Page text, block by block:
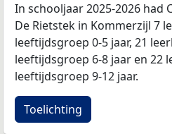
In schooljaar 2025-2026 had
De Rietstek in Kommerzijl 7
leeftijdsgroep 0-5 jaar, 21
leeftijdsgroep 6-8 jaar en 22
leeftijdsgroep 9-12 jaar.
Toelichting